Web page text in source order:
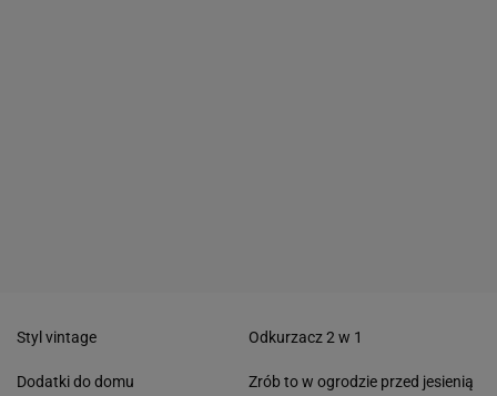
Styl vintage
Dodatki do domu
Odkurzacz 2 w 1
Zrób to w ogrodzie przed jesienią